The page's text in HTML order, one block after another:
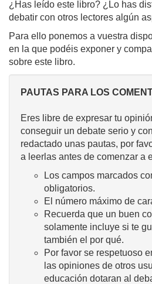
¿Has leído este libro? ¿Lo has
debatir con otros lectores algún
Para ello ponemos a vuestra
en la que podéis exponer y
sobre este libro.
PAUTAS PARA LOS
Eres libre de expresar tu
conseguir un debate serio y
redactado unas pautas, por
a leerlas antes de comenzar a
Los campos marcados
obligatorios.
El número máximo de
Recuerda que un buen
solamente incluye si te
también el por qué.
Por favor se respetuoso
las opiniones de otros
educación dotaran al